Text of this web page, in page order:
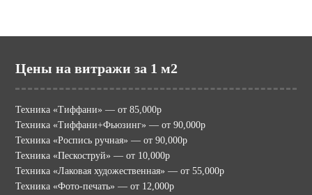
Цены на витражи за 1 м2
Техника «Тиффани» — от 85,000р
Техника «Тиффани+Фьюзинг» — от 90,000р
Техника «Роспись ручная» — от 90,000р
Техника «Пескоструй» — от 10,000р
Техника «Лаковая художественная» — от 55,000р
Техника «Фото-печать» — от 12,000р